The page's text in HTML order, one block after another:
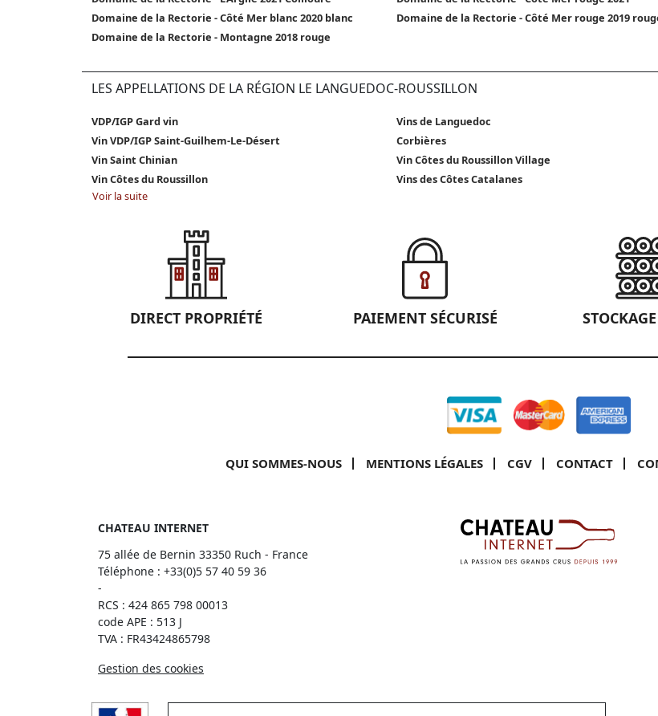
Domaine de la Rectorie - Côté Mer blanc 2020 blanc
Domaine de la Rectorie - Côté Mer rouge 2019
Domaine de la Rectorie - Montagne 2018 rouge
LES APPELLATIONS DE LA RÉGION LE LANGUEDOC-ROUSSILLON
VDP/IGP Gard vin Vins de Languedoc
Vin VDP/IGP Saint-Guilhem-Le-Désert
Corbières
Vin Saint Chinian
Vin Côtes du Roussillon Village
Vin Côtes du Roussillon
Vins des Côtes Catalanes
Voir la suite
DIRECT PROPRIÉTÉ PAIEMENT SÉCURISÉ
QUI SOMMES-NOUS MENTIONS LÉGALES CGV CONTACT
CHATEAU INTERNET
75 allée de Bernin 33350 Ruch - France
Téléphone : +33(0)5 57 40 59 36
-
RCS : 424 865 798 00013
code APE : 513 J
TVA : FR43424865798
Gestion des cookies